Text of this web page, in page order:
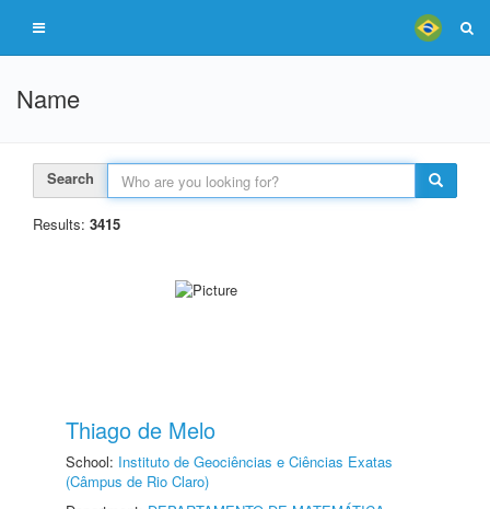
Name
Search
Results: 3415
Thiago de Melo
School: Instituto de Geociências e Ciências Exatas
(Câmpus de Rio Claro)